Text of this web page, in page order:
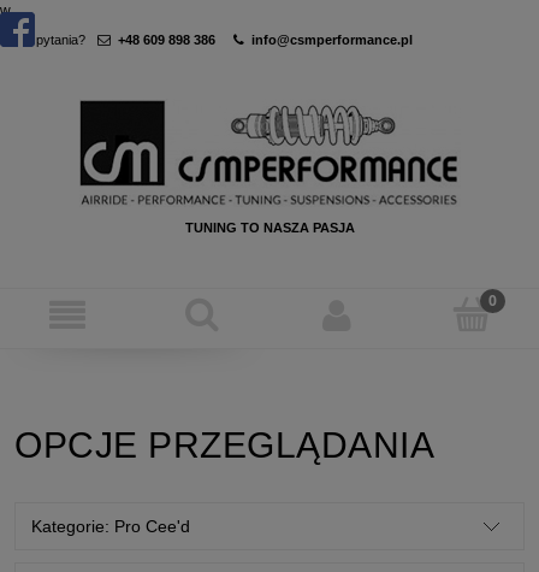
w
Masz pytania? +48 609 898 386 info@csmperformance.pl
TUNING TO NASZA PASJA
OPCJE PRZEGLĄDANIA
Kategorie: Pro Cee'd